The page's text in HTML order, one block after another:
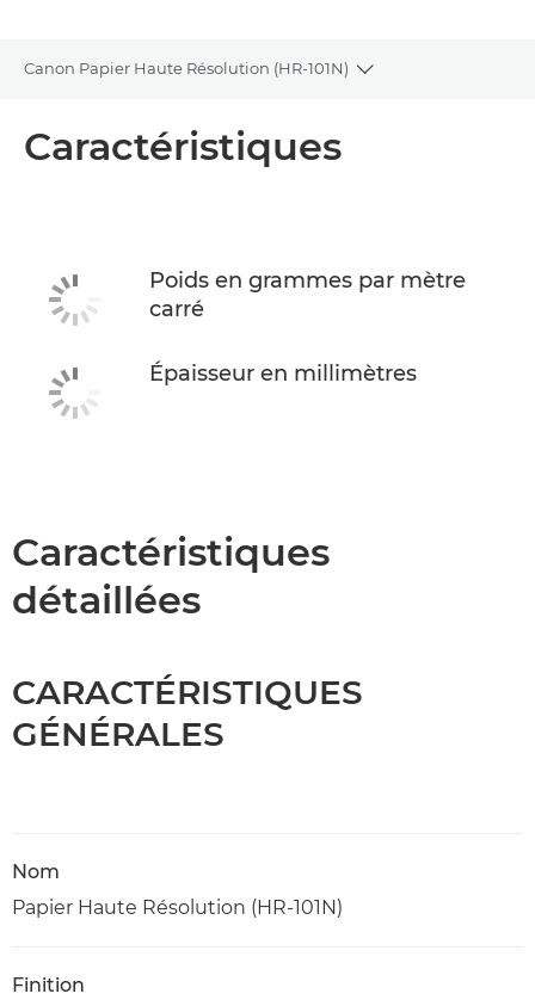
Canon Papier Haute Résolution (HR-101N)
Toggle
Caractéristiques
Poids en grammes par mètre
carré
Épaisseur en millimètres
Caractéristiques
détaillées
CARACTÉRISTIQUES
GÉNÉRALES
Nom
Papier Haute Résolution (HR-101N)
Finition